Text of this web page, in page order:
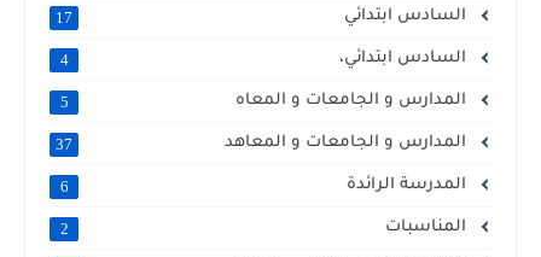
السادس ابتدائي 17
السادس ابتدائي، 4
المدارس و الجامعات و المعاه 5
المدارس و الجامعات و المعاهد 37
المدرسة الرائدة 6
المناسبات 2